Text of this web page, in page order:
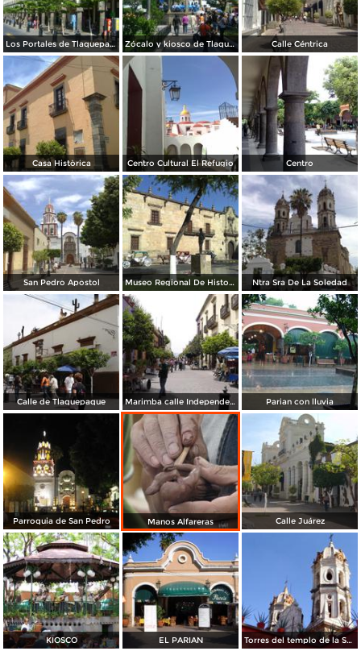
Los Portales de Tlaquepaque, Jalisco. Octubre/2011 Zócalo y kiosco de Tlaquepaque, Jalisco. Octubre/2011 Calle Céntrica
Casa Històrica Centro Cultural El Refugio Centro
San Pedro Apostol Museo Regional De Historia Ntra Sra De La Soledad
Calle de Tlaquepaque Marimba calle Independecia Parian con lluvia
Parroquia de San Pedro Manos Alfareras Calle Juárez
KIOSCO EL PARIAN Torres del templo de la Soledad